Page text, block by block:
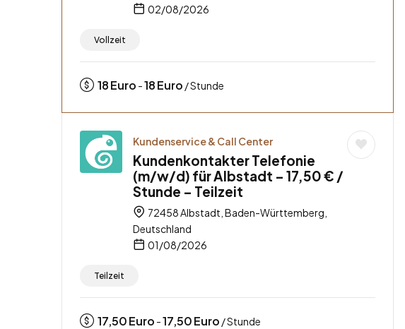
02/08/2026
Vollzeit
18Euro -18Euro / Stunde
Kundenservice & Call Center
Kundenkontakter Telefonie
(m/w/d) für Albstadt – 17,50 € /
Stunde – Teilzeit
72458 Albstadt, Baden-Württemberg,
Deutschland
01/08/2026
Teilzeit
17,50Euro -17,50Euro / Stunde